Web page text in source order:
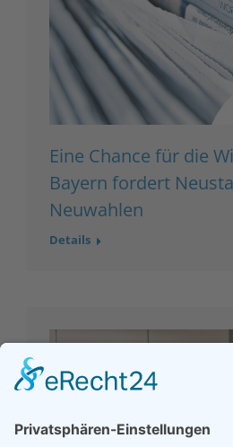
Eine Chance für die
Bayern fordert
Neuwahlen
Details